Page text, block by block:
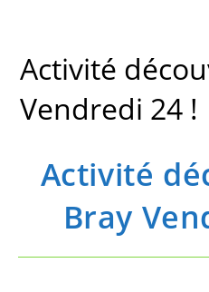
Activité
Vendredi 24 !
Activité
Bray